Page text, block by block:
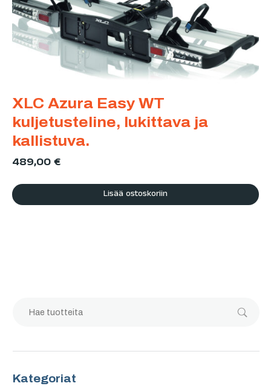
XLC Azura Easy WT
kuljetusteline, lukittava ja
kallistuva.
489,00€
Lisää ostoskoriin
Kategoriat